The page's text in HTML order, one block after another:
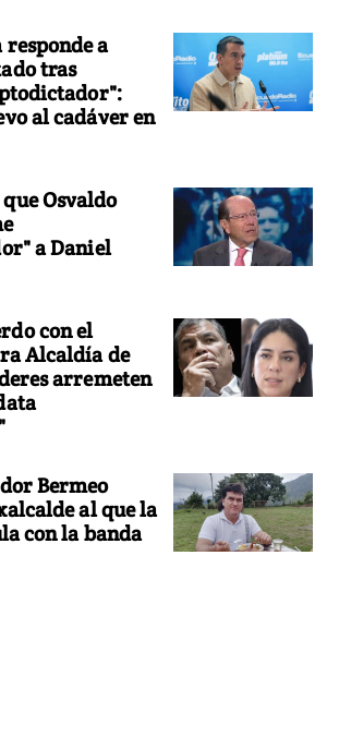
a
tras
al cadáver en
Osvaldo
a Daniel
con el
Alcaldía de
arremeten
Bermeo
al que la
con la banda